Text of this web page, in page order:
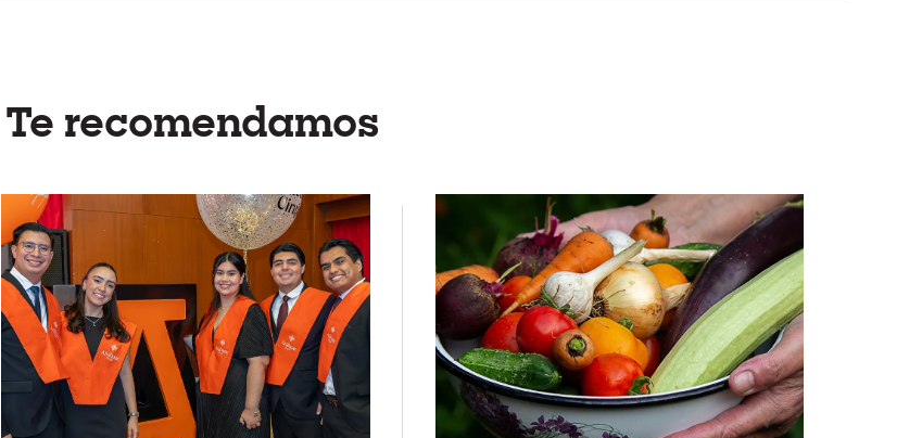
Te recomendamos